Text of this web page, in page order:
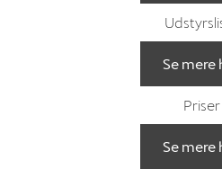
Se mere
Priser
Se mere